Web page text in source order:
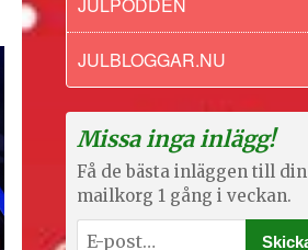
JULBLOGGAR.NU
Missa inga inlägg!
Få de bästa inläggen till din
mailkorg 1 gång i veckan.